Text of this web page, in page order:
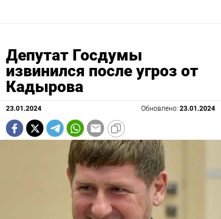
Депутат Госдумы
извинился после угроз от
Кадырова
23.01.2024 Обновлено: 23.01.2024